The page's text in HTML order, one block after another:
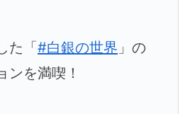
た「#白銀の世界 」の
ンを満喫！